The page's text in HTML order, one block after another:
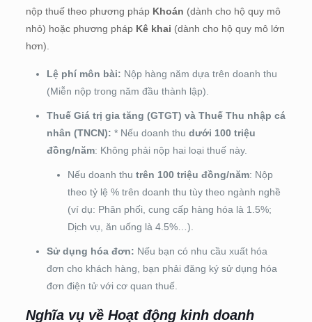
nộp thuế theo phương pháp Khoán (dành cho hộ quy mô
nhỏ) hoặc phương pháp Kê khai (dành cho hộ quy mô lớn
hơn).
Lệ phí môn bài: Nộp hàng năm dựa trên doanh thu
(Miễn nộp trong năm đầu thành lập).
Thuế Giá trị gia tăng (GTGT) và Thuế Thu nhập cá
nhân (TNCN): * Nếu doanh thu dưới 100 triệu
đồng/năm: Không phải nộp hai loại thuế này.
Nếu doanh thu trên 100 triệu đồng/năm: Nộp
theo tỷ lệ % trên doanh thu tùy theo ngành nghề
(ví dụ: Phân phối, cung cấp hàng hóa là 1.5%;
Dịch vụ, ăn uống là 4.5%…).
Sử dụng hóa đơn: Nếu bạn có nhu cầu xuất hóa
đơn cho khách hàng, bạn phải đăng ký sử dụng hóa
đơn điện tử với cơ quan thuế.
Nghĩa vụ về Hoạt động kinh doanh